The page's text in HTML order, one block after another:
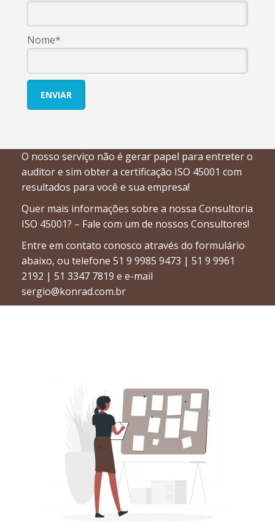
Nome*
O nosso serviço não é gerar papel para entreter o
auditor e sim obter a certificação ISO 45001 com
resultados para você e sua empresa!
Quer mais informações sobre a nossa Consultoria
ISO 45001? – Fale com um de nossos Consultores!
Entre em contato conosco através do formulário
abaixo, ou telefone 51 9 9985 9473 | 51 9 9961
2192 | 51 3347 7819 e e-mail
sergio@konrad.com.br